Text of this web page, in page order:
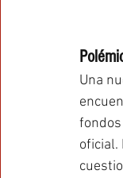
Una
oficial.